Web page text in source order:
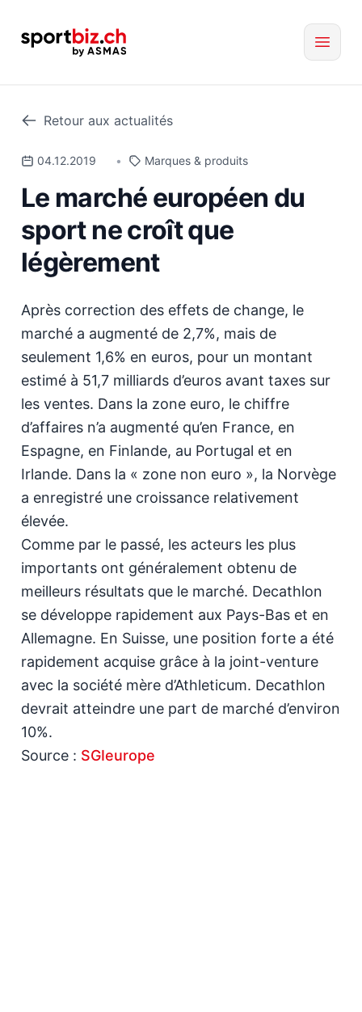
Retour aux actualités
04.12.2019 • Marques & produits
Le marché européen du
sport ne croît que
légèrement
Après correction des effets de change, le
marché a augmenté de 2,7%, mais de
seulement 1,6% en euros, pour un montant
estimé à 51,7 milliards d’euros avant taxes sur
les ventes. Dans la zone euro, le chiffre
d’affaires n’a augmenté qu’en France, en
Espagne, en Finlande, au Portugal et en
Irlande. Dans la « zone non euro », la Norvège
a enregistré une croissance relativement
élevée.
Comme par le passé, les acteurs les plus
importants ont généralement obtenu de
meilleurs résultats que le marché. Decathlon
se développe rapidement aux Pays-Bas et en
Allemagne. En Suisse, une position forte a été
rapidement acquise grâce à la joint-venture
avec la société mère d’Athleticum. Decathlon
devrait atteindre une part de marché d’environ
10%.
Source : SGIeurope